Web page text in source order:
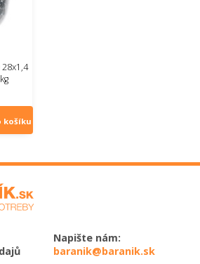
košíku
Napište nám:
baranik@baranik.sk